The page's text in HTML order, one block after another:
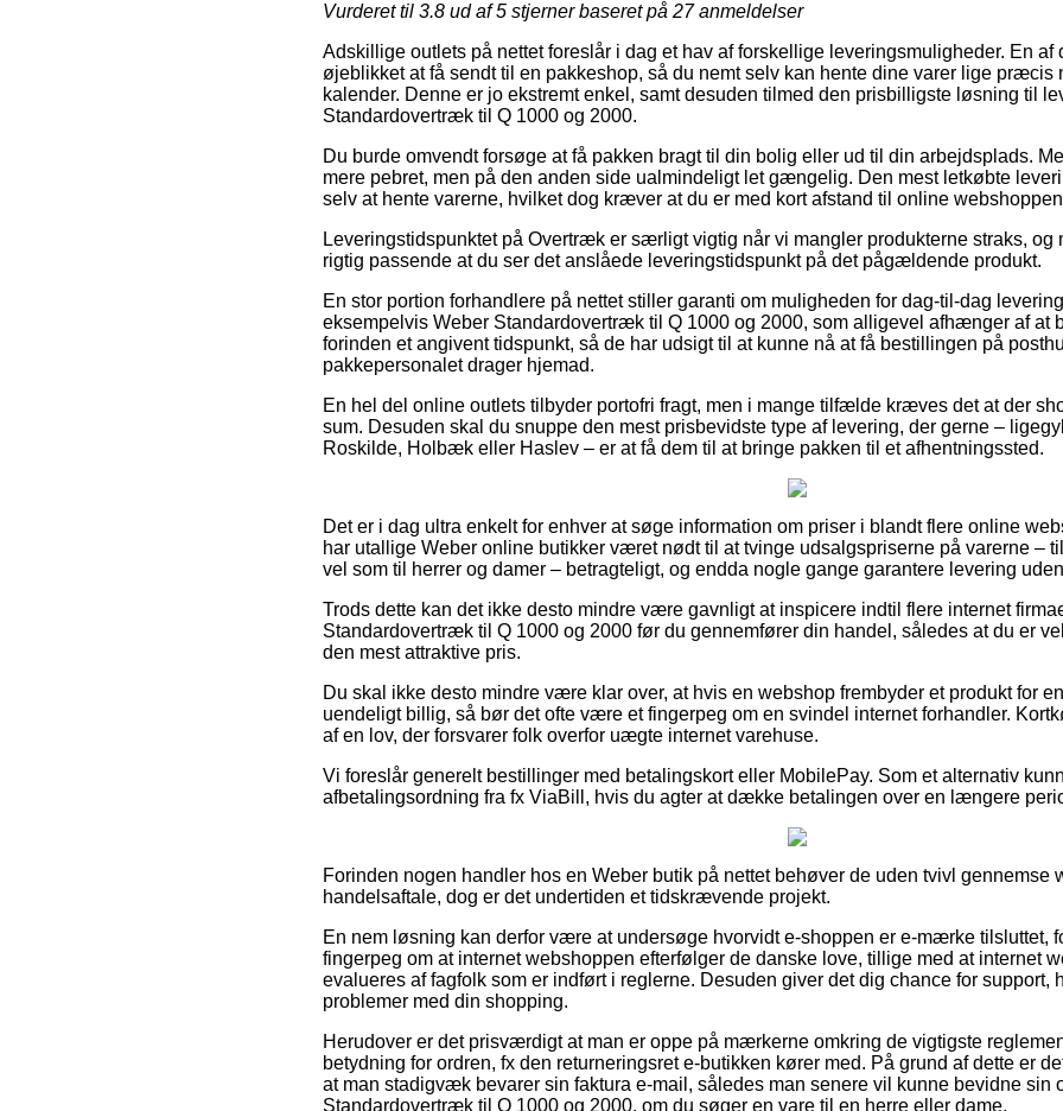
Vurderet til 3.8 ud af 5 stjerner baseret på 27anmeldelser
Adskillige outlets på nettet foreslår i dag et hav af forskellige leveringsmuligheder. En
øjeblikket at få sendt til en pakkeshop, så du nemt selv kan hente dine varer lige præcis
kalender. Denne er jo ekstremt enkel, samt desuden tilmed den prisbilligste løsning til
Standardovertræk til Q 1000 og 2000.
Du burde omvendt forsøge at få pakken bragt til din bolig eller ud til din arbejdsplads.
mere pebret, men på den anden side ualmindeligt let gængelig. Den mest letkøbte
selv at hente varerne, hvilket dog kræver at du er med kort afstand til online
Leveringstidspunktet på Overtræk er særligt vigtig når vi mangler produkterne straks, og
rigtig passende at du ser det anslåede leveringstidspunkt på det pågældende produkt.
En stor portion forhandlere på nettet stiller garanti om muligheden for dag-til-dag
eksempelvis Weber Standardovertræk til Q 1000 og 2000, som alligevel afhænger af at
forinden et angivent tidspunkt, så de har udsigt til at kunne nå at få bestillingen på
pakkepersonalet drager hjemad.
En hel del online outlets tilbyder portofri fragt, men i mange tilfælde kræves det at der
sum. Desuden skal du snuppe den mest prisbevidste type af levering, der gerne –
Roskilde, Holbæk eller Haslev – er at få dem til at bringe pakken til et afhentningssted.
Det er i dag ultra enkelt for enhver at søge information om priser i blandt flere online
har utallige Weber online butikker været nødt til at tvinge udsalgspriserne på varerne –
vel som til herrer og damer – betragteligt, og endda nogle gange garantere levering
Trods dette kan det ikke desto mindre være gavnligt at inspicere indtil flere internet
Standardovertræk til Q 1000 og 2000 før du gennemfører din handel, således at du er
den mest attraktive pris.
Du skal ikke desto mindre være klar over, at hvis en webshop frembyder et produkt for
uendeligt billig, så bør det ofte være et fingerpeg om en svindel internet forhandler.
af en lov, der forsvarer folk overfor uægte internet varehuse.
Vi foreslår generelt bestillinger med betalingskort eller MobilePay. Som et alternativ
afbetalingsordning fra fx ViaBill, hvis du agter at dække betalingen over en længere
Forinden nogen handler hos en Weber butik på nettet behøver de uden tvivl gennemse
handelsaftale, dog er det undertiden et tidskrævende projekt.
En nem løsning kan derfor være at undersøge hvorvidt e-shoppen er e-mærke tilsluttet,
fingerpeg om at internet webshoppen efterfølger de danske love, tillige med at internet
evalueres af fagfolk som er indført i reglerne. Desuden giver det dig chance for support,
problemer med din shopping.
Herudover er det prisværdigt at man er oppe på mærkerne omkring de vigtigste
betydning for ordren, fx den returneringsret e-butikken kører med. På grund af dette er
at man stadigvæk bevarer sin faktura e-mail, således man senere vil kunne bevidne sin
Standardovertræk til Q 1000 og 2000, om du søger en vare til en herre eller dame.